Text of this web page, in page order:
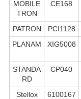
MOBILE
TRON
CE168
PATRON PCI1128
PLANAM
XIG5008
STANDA
RD
CP040
Stellox
6100167